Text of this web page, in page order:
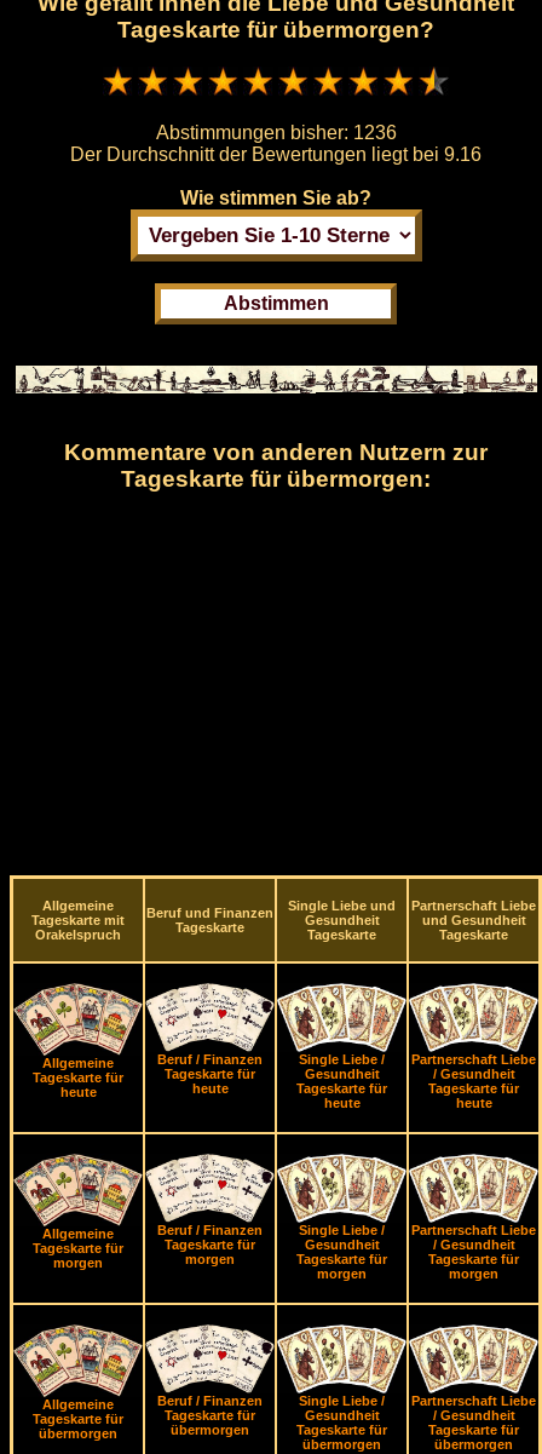
Tageskarte für übermorgen?
Abstimmungen bisher: 1236
Der Durchschnitt der Bewertungen liegt bei 9.16
Wie stimmen Sie ab?
Kommentare von anderen Nutzern zur
Tageskarte für übermorgen:
Allgemeine
Tageskarte mit
Orakelspruch
Beruf und Finanzen
Tageskarte
Single Liebe und
Gesundheit
Tageskarte
Partnerschaft Liebe
und Gesundheit
Tageskarte
Allgemeine
Tageskarte für
heute
Beruf / Finanzen
Tageskarte für
heute
Single Liebe /
Gesundheit
Tageskarte für
heute
Partnerschaft Liebe
/ Gesundheit
Tageskarte für
heute
Allgemeine
Tageskarte für
morgen
Beruf / Finanzen
Tageskarte für
morgen
Single Liebe /
Gesundheit
Tageskarte für
morgen
Partnerschaft Liebe
/ Gesundheit
Tageskarte für
morgen
Allgemeine
Tageskarte für
übermorgen
Beruf / Finanzen
Tageskarte für
übermorgen
Single Liebe /
Gesundheit
Tageskarte für
übermorgen
Partnerschaft Liebe
/ Gesundheit
Tageskarte für
übermorgen